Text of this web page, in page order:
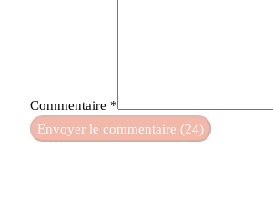
Commentaire *